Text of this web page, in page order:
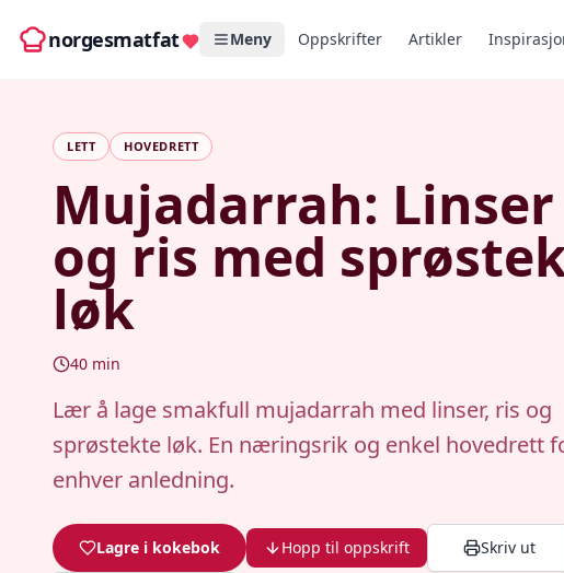
norgesmatfat Meny Oppskrifter Artikler
LETT HOVEDRETT
Mujadarrah: Linser
og ris med
løk
40 min
Lær å lage smakfull mujadarrah med linser, ris og
sprøstekte løk. En næringsrik og enkel hovedrett
enhver anledning.
Lagre i kokebok Hopp til oppskrift Skriv ut